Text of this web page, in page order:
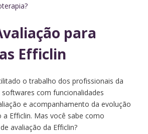
para
Efficlin
o trabalho dos profissionais da
com funcionalidades
e acompanhamento da evolução
Efficlin. Mas você sabe como
avaliação da Efficlin?